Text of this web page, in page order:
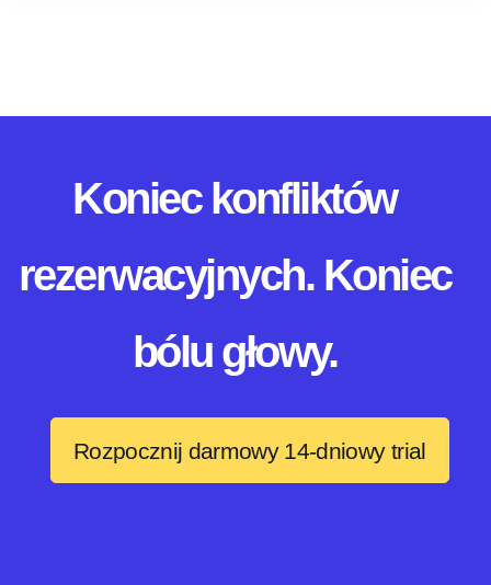
Koniec konfliktów
rezerwacyjnych. Koniec
bólu głowy.
Rozpocznij darmowy 14-dniowy trial